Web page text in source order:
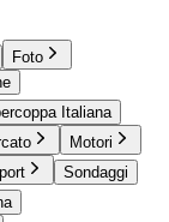
Foto
Italiana
Motori
Sondaggi